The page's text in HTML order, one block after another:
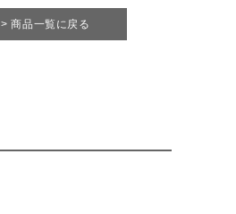
> 商品一覧に戻る